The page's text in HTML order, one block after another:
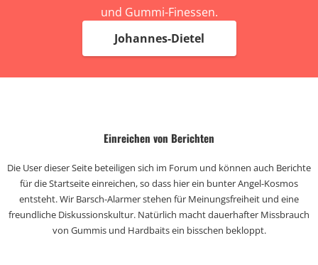
und Gummi-Finessen.
Johannes-Dietel
Einreichen von Berichten
Die User dieser Seite beteiligen sich im Forum und können auch Berichte
für die Startseite einreichen, so dass hier ein bunter Angel-Kosmos
entsteht. Wir Barsch-Alarmer stehen für Meinungsfreiheit und eine
freundliche Diskussionskultur. Natürlich macht dauerhafter Missbrauch
von Gummis und Hardbaits ein bisschen bekloppt.